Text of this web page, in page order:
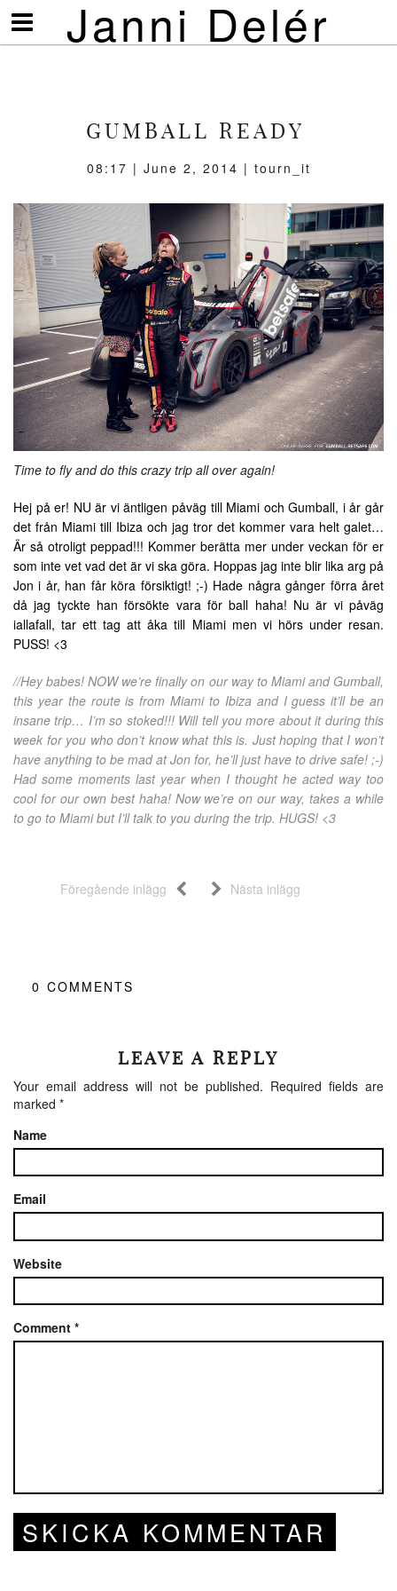
Janni Delér
Visa/göm
meny
GUMBALL READY
08:17 | June 2, 2014 | tourn_it
Time to fly and do this crazy trip all over again!
Hej på er! NU är vi äntligen påväg till Miami och Gumball, i år går
det från Miami till Ibiza och jag tror det kommer vara helt galet…
Är så otroligt peppad!!! Kommer berätta mer under veckan för er
som inte vet vad det är vi ska göra. Hoppas jag inte blir lika arg på
Jon i år, han får köra försiktigt! ;-) Hade några gånger förra året
då jag tyckte han försökte vara för ball haha! Nu är vi påväg
iallafall, tar ett tag att åka till Miami men vi hörs under resan.
PUSS! <3
//Hey babes! NOW we’re finally on our way to Miami and Gumball,
this year the route is from Miami to Ibiza and I guess it’ll be an
insane trip… I’m so stoked!!! Will tell you more about it during this
week for you who don’t know what this is. Just hoping that I won’t
have anything to be mad at Jon for, he’ll just have to drive safe! ;-)
Had some moments last year when I thought he acted way too
cool for our own best haha! Now we’re on our way, takes a while
to go to Miami but I’ll talk to you during the trip. HUGS! <3
Föregående inlägg Nästa inlägg
0 COMMENTS
LEAVE A REPLY
Your email address will not be published. Required fields are
marked *
Name
Email
Website
Comment *
SKICKA KOMMENTAR